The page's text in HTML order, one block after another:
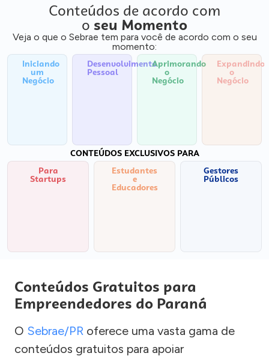
Conteúdos de acordo com
o seu Momento
Veja o que o Sebrae tem para você de acordo com o seu
momento:
Iniciando
um
Negócio
Desenvolvimento
Pessoal
Aprimorando
o
Negócio
Expandindo
o
Negócio
CONTEÚDOS EXCLUSIVOS PARA
Para
Startups
Estudantes
e
Educadores
Gestores
Públicos
Conteúdos Gratuitos para
Empreendedores do Paraná
O Sebrae/PR oferece uma vasta gama de
conteúdos gratuitos para apoiar